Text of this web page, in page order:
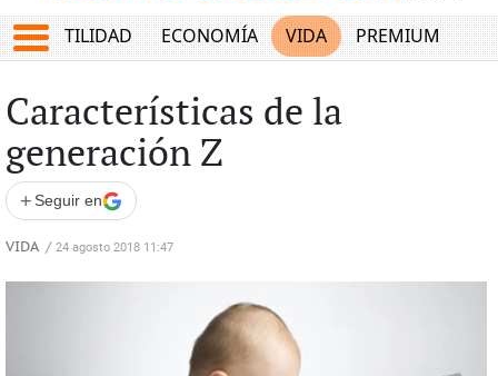
UTILIDAD ECONOMÍA VIDA PREMIUM
Características de la
generación Z
+ Seguir en
VIDA / 24 agosto 2018 11:47